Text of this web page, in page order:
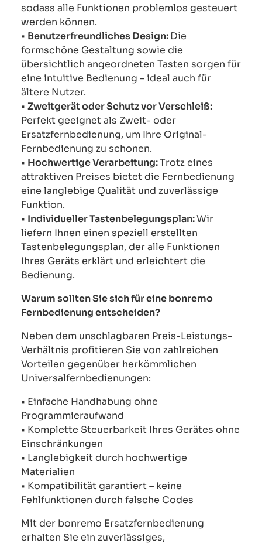
sodass alle Funktionen problemlos gesteuert
werden können.
• Benutzerfreundliches Design:Die
formschöne Gestaltung sowie die
übersichtlich angeordneten Tasten sorgen für
eine intuitive Bedienung – ideal auch für
ältere Nutzer.
• Zweitgerät oder Schutz vor Verschleiß:
Perfekt geeignet als Zweit- oder
Ersatzfernbedienung, um Ihre Original-
Fernbedienung zu schonen.
• Hochwertige Verarbeitung:Trotz eines
attraktiven Preises bietet die Fernbedienung
eine langlebige Qualität und zuverlässige
Funktion.
• Individueller Tastenbelegungsplan:Wir
liefern Ihnen einen speziell erstellten
Tastenbelegungsplan, der alle Funktionen
Ihres Geräts erklärt und erleichtert die
Bedienung.
Warum sollten Sie sich für eine bonremo
Fernbedienung entscheiden?
Neben dem unschlagbaren Preis-Leistungs-
Verhältnis profitieren Sie von zahlreichen
Vorteilen gegenüber herkömmlichen
Universalfernbedienungen:
• Einfache Handhabung ohne
Programmieraufwand
• Komplette Steuerbarkeit Ihres Gerätes ohne
Einschränkungen
• Langlebigkeit durch hochwertige
Materialien
• Kompatibilität garantiert – keine
Fehlfunktionen durch falsche Codes
Mit der bonremo Ersatzfernbedienung
erhalten Sie ein zuverlässiges,